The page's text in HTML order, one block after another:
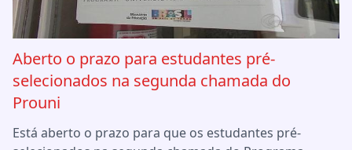
Aberto o prazo para estudantes pré-
selecionados na segunda chamada do
Prouni
Está aberto o prazo para que os estudantes pré-